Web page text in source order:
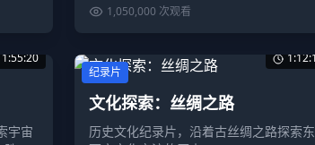
1,050,000 次观看
1:55:20
宇宙
纪录片
文化探索：丝绸之路
历史文化纪录片，沿着古丝绸之路探索东